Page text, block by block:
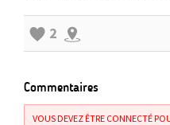
2
Commentaires
VOUS DEVEZ ÊTRE CONNECTÉ